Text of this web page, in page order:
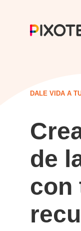
DALE VIDA A
de
con